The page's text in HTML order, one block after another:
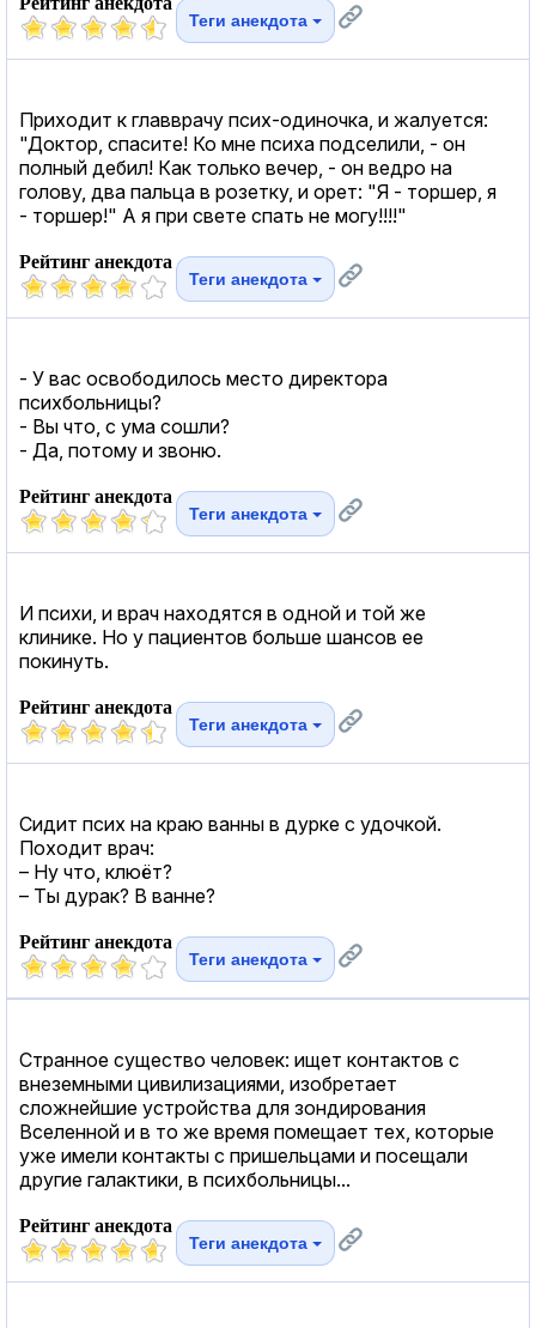
Теги анекдота
Приходит к главврачу псих-одиночка, и жалуется:
"Доктор, спасите! Ко мне психа подселили, - он
полный дебил! Как только вечер, - он ведро на
голову, два пальца в розетку, и орет: "Я - торшер, я
- торшер!" А я при свете спать не могу!!!!"
Рейтинг анекдота
Теги анекдота
- У вас освободилось место директора
психбольницы?
- Вы что, с ума сошли?
- Да, потому и звоню.
Рейтинг анекдота
Теги анекдота
И психи, и врач находятся в одной и той же
клинике. Но у пациентов больше шансов ее
покинуть.
Рейтинг анекдота
Теги анекдота
Сидит псих на краю ванны в дурке с удочкой.
Походит врач:
– Ну что, клюёт?
– Ты дурак? В ванне?
Рейтинг анекдота
Теги анекдота
Странное существо человек: ищет контактов с
внеземными цивилизациями, изобретает
сложнейшие устройства для зондирования
Вселенной и в то же время помещает тех, которые
уже имели контакты с пришельцами и посещали
другие галактики, в психбольницы...
Рейтинг анекдота
Теги анекдота